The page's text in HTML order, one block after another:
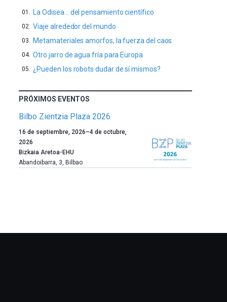
La Odisea… del pensamiento científico
Viaje alrededor del mundo
Metamateriales amorfos, la fuerza del caos
Otro jarro de agua fría para Europa
¿Pueden los robots dudar de sí mismos?
PRÓXIMOS EVENTOS
Bilbo Zientzia Plaza 2026
Un
año
más,
Bilbao
la
16 de septiembre, 2026–4 de octubre,
2026
Bizkaia Aretoa-EHU
Abandoibarra, 3, Bilbao